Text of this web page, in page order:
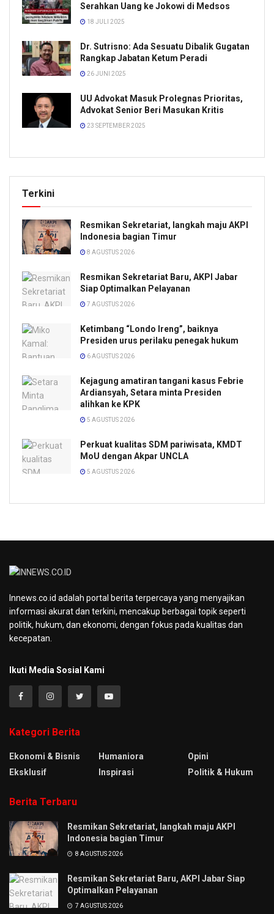
Serahkan Uang ke Jokowi di Medsos
18 JULI 2025
Dr. Sutrisno: Ada Sesuatu Dibalik Gugatan
Rangkap Jabatan Ketum Peradi
26 JUNI 2025
UU Advokat Masuk Prolegnas Prioritas,
Advokat Senior Beri Masukan Kritis
23 SEPTEMBER 2025
Terkini
Resmikan Sekretariat, langkah maju AKPI
Indonesia bagian Timur
8 AGUSTUS 2026
Resmikan Sekretariat Baru, AKPI Jabar
Siap Optimalkan Pelayanan
7 AGUSTUS 2026
Ketimbang “Londo Ireng”, baiknya
Presiden urus perilaku penegak hukum
6 AGUSTUS 2026
Kejagung amatiran tangani kasus Febrie
Ardiansyah, Setara minta Presiden
alihkan ke KPK
5 AGUSTUS 2026
Perkuat kualitas SDM pariwisata, KMDT
MoU dengan Akpar UNCLA
5 AGUSTUS 2026
Innews.co.id adalah portal berita terpercaya yang menyajikan
informasi akurat dan terkini, mencakup berbagai topik seperti
politik, hukum, dan ekonomi, dengan fokus pada kualitas dan
kecepatan.
Ikuti Media Sosial Kami
Kategori Berita
Ekonomi & Bisnis
Eksklusif
Humaniora
Inspirasi
Opini
Politik & Hukum
Berita Terbaru
Resmikan Sekretariat, langkah maju AKPI
Indonesia bagian Timur
8 AGUSTUS 2026
Resmikan Sekretariat Baru, AKPI Jabar Siap
Optimalkan Pelayanan
7 AGUSTUS 2026